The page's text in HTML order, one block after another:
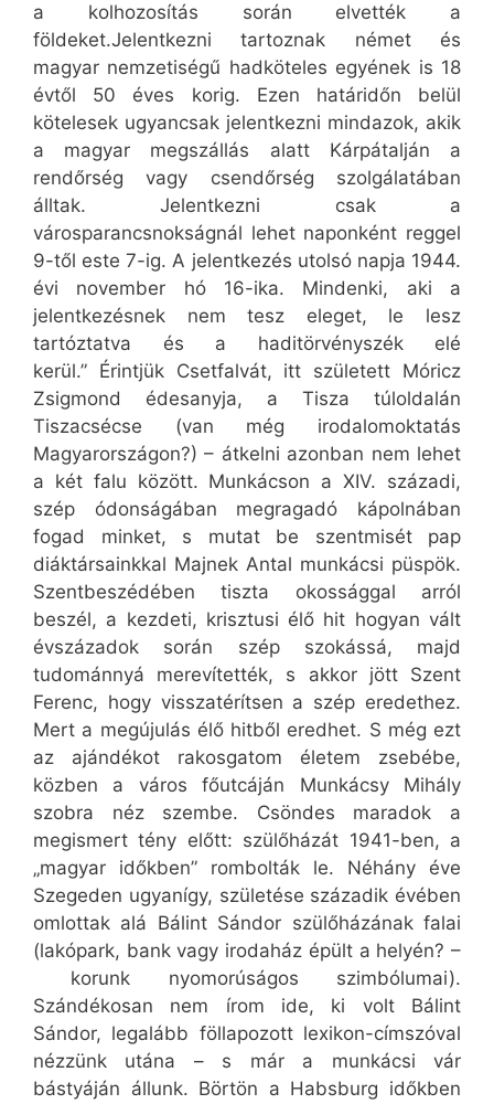
a kolhozosítás során elvették a
földeket.Jelentkezni tartoznak német és
magyar nemzetiségű hadköteles egyének is 18
évtől 50 éves korig. Ezen határidőn belül
kötelesek ugyancsak jelentkezni mindazok, akik
a magyar megszállás alatt Kárpátalján a
rendőrség vagy csendőrség szolgálatában
álltak. Jelentkezni csak a
városparancsnokságnál lehet naponként reggel
9-től este 7-ig. A jelentkezés utolsó napja 1944.
évi november hó 16-ika. Mindenki, aki a
jelentkezésnek nem tesz eleget, le lesz
tartóztatva és a haditörvényszék elé
kerül.” Érintjük Csetfalvát, itt született Móricz
Zsigmond édesanyja, a Tisza túloldalán
Tiszacsécse (van még irodalomoktatás
Magyarországon?) – átkelni azonban nem lehet
a két falu között. Munkácson a XIV. századi,
szép ódonságában megragadó kápolnában
fogad minket, s mutat be szentmisét pap
diáktársainkkal Majnek Antal munkácsi püspök.
Szentbeszédében tiszta okossággal arról
beszél, a kezdeti, krisztusi élő hit hogyan vált
évszázadok során szép szokássá, majd
tudománnyá merevítették, s akkor jött Szent
Ferenc, hogy visszatérítsen a szép eredethez.
Mert a megújulás élő hitből eredhet. S még ezt
az ajándékot rakosgatom életem zsebébe,
közben a város főutcáján Munkácsy Mihály
szobra néz szembe. Csöndes maradok a
megismert tény előtt: szülőházát 1941-ben, a
„magyar időkben” rombolták le. Néhány éve
Szegeden ugyanígy, születése századik évében
omlottak alá Bálint Sándor szülőházának falai
(lakópark, bank vagy irodaház épült a helyén? –
korunk nyomorúságos szimbólumai).
Szándékosan nem írom ide, ki volt Bálint
Sándor, legalább föllapozott lexikon-címszóval
nézzünk utána – s már a munkácsi vár
bástyáján állunk. Börtön a Habsburg időkben